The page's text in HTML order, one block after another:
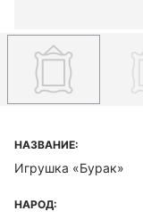
НАЗВАНИЕ:
Игрушка «Бурак»
НАРОД: